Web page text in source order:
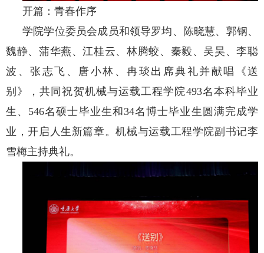
开篇：青春作序
学院学位委员会成员和领导罗均、陈晓慧、郭钢、
魏静、蒲华燕、江桂云、林腾蛟、秦毅、吴昊、李聪
波、张志飞、唐小林、冉琰出席典礼并献唱《送
别》，共同祝贺机械与运载工程学院493名本科毕业
生、546名硕士毕业生和34名博士毕业生圆满完成学
业，开启人生新篇章。机械与运载工程学院副书记李
雪梅主持典礼。